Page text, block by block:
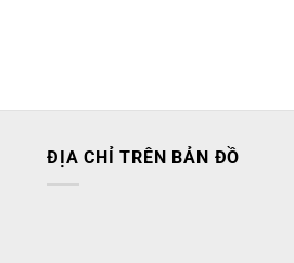
ĐỊA CHỈ TRÊN BẢN ĐỒ